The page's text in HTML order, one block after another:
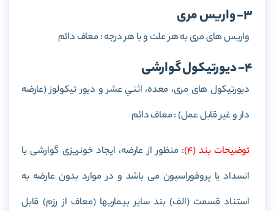
3- واریس مری
واريس های مری به هر علت و با هر درجه : معاف دائم
4- دیورتیکول گوارشی
ديورتيكول های مری، معده، اثني عشر و ديور تيكولوز (عارضه
دار و غير قابل عمل) : معاف دائم
توضيحات بند (4) : منظور از عارضه، ایجاد خونریزی گوارشی یا
انسداد یا پروفوراسیون می باشد و در موارد بدون عارضه به
استناد قسمت (الف) بند سایر بیماریها (معاف از رزم) قابل